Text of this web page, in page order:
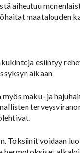
aiheutuu
maatalouden
esiintyy
aikaan.
maku- ja
Toksiinit voidaan